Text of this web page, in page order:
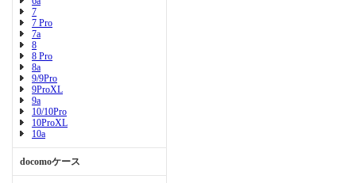
7
7 Pro
7a
8
8 Pro
8a
9/9Pro
9ProXL
9a
10/10Pro
10ProXL
10a
docomoケース